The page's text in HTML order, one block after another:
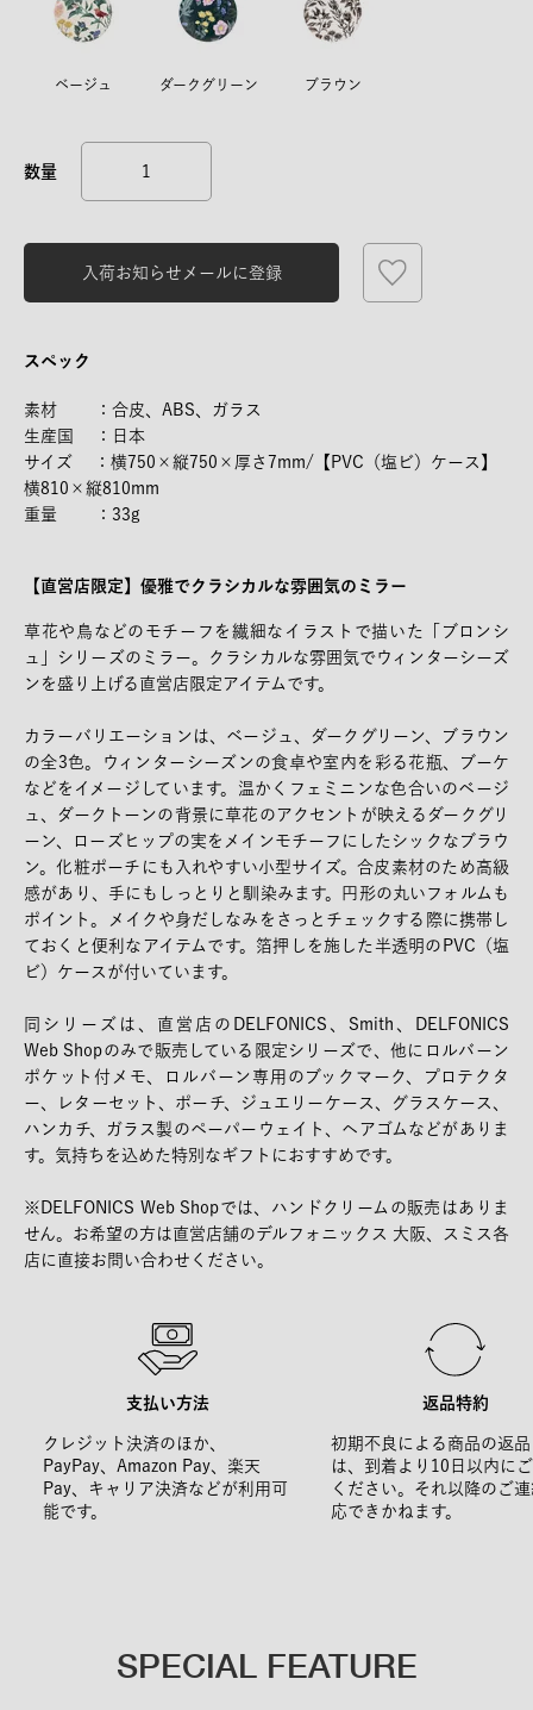
ベージュ ダークグリーン ブラウン
入荷お知らせメールに登録
スペック
素材 ：合皮、ABS、ガラス
生産国 ：日本
サイズ ：横750×縦750×厚さ7mm/【PVC（塩ビ）ケース】
横810×縦810mm
重量 ：33g
【直営店限定】優雅でクラシカルな雰囲気のミラー
草花や鳥などのモチーフを繊細なイラストで描いた「ブロンシ
ュ」シリーズのミラー。クラシカルな雰囲気でウィンターシーズ
ンを盛り上げる直営店限定アイテムです。
カラーバリエーションは、ベージュ、ダークグリーン、ブラウン
の全3色。ウィンターシーズンの食卓や室内を彩る花瓶、ブーケ
などをイメージしています。温かくフェミニンな色合いのベージ
ュ、ダークトーンの背景に草花のアクセントが映えるダークグリ
ーン、ローズヒップの実をメインモチーフにしたシックなブラウ
ン。化粧ポーチにも入れやすい小型サイズ。合皮素材のため高級
感があり、手にもしっとりと馴染みます。円形の丸いフォルムも
ポイント。メイクや身だしなみをさっとチェックする際に携帯し
ておくと便利なアイテムです。箔押しを施した半透明のPVC（塩
ビ）ケースが付いています。
同シリーズは、直営店のDELFONICS、Smith、DELFONICS
Web Shopのみで販売している限定シリーズで、他にロルバーン
ポケット付メモ、ロルバーン専用のブックマーク、プロテクタ
ー、レターセット、ポーチ、ジュエリーケース、グラスケース、
ハンカチ、ガラス製のペーパーウェイト、ヘアゴムなどがありま
す。気持ちを込めた特別なギフトにおすすめです。
※DELFONICS Web Shopでは、ハンドクリームの販売はありま
せん。お希望の方は直営店舗のデルフォニックス 大阪、スミス各
店に直接お問い合わせください。
支払い方法
クレジット決済のほか、
PayPay、Amazon Pay、楽天
Pay、キャリア決済などが利用可
能です。
返品特約
初期不良による商品の返
は、到着より10日以内に
ください。それ以降のご
応できかねます。
SPECIAL FEATURE